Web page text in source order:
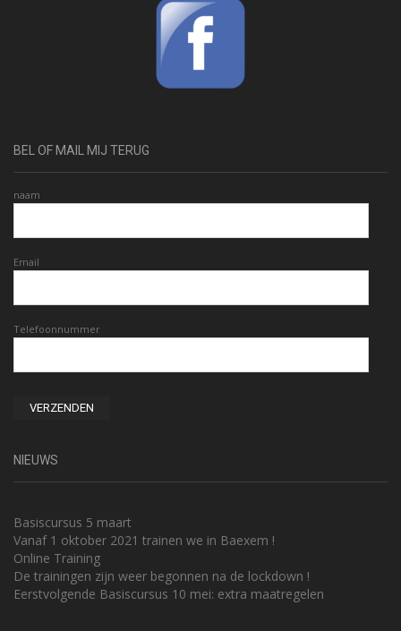
BEL OF MAIL MIJ TERUG
naam
Email
Telefoonnummer
NIEUWS
Basiscursus 5 maart
Vanaf 1 oktober 2021 trainen we in Baexem !
Online Training
De trainingen zijn weer begonnen na de lockdown !
Eerstvolgende Basiscursus 10 mei: extra maatregelen